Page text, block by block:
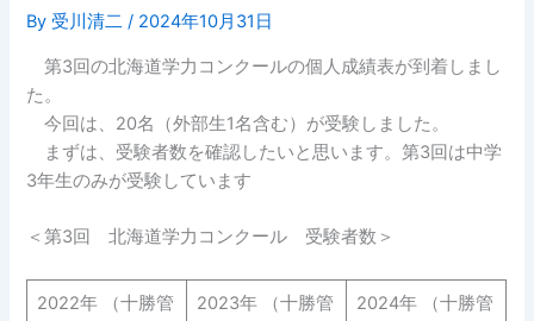
By 受川清二/ 2024年10月31日
第3回の北海道学力コンクールの個人成績表が到着しまし
た。
今回は、20名（外部生1名含む）が受験しました。
まずは、受験者数を確認したいと思います。第3回は中学
3年生のみが受験しています
＜第3回 北海道学力コンクール 受験者数＞
2022年 （十勝管
2023年 （十勝管
2024年 （十勝管